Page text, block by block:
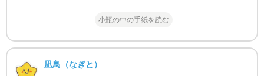
小瓶の中の手紙を読む
凪鳥（なぎと）